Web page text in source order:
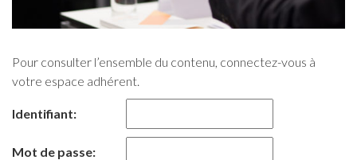
Pour consulter l’ensemble du contenu, connectez-vous à
votre espace adhérent.
Identifiant:
Mot de passe: